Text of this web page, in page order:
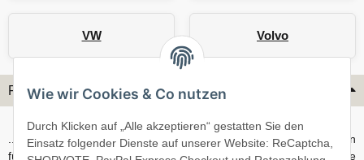
Wie wir Cookies & Co nutzen
Durch Klicken auf „Alle akzeptieren“ gestatten Sie den
Einsatz folgender Dienste auf unserer Website: ReCaptcha,
VW Volvo
Flex-Hydraulik...
...ist spezialisiert auf fahrzeugspezifische Stahlflex Bremsleitungen
für PKW. Unsere Kits sind passgenau auf Fahrzeug, Bremsanlage